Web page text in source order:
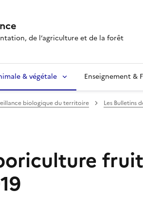
de l’agriculture et de la forêt
& végétale Enseignement &
biologique du territoire Les Bulletins